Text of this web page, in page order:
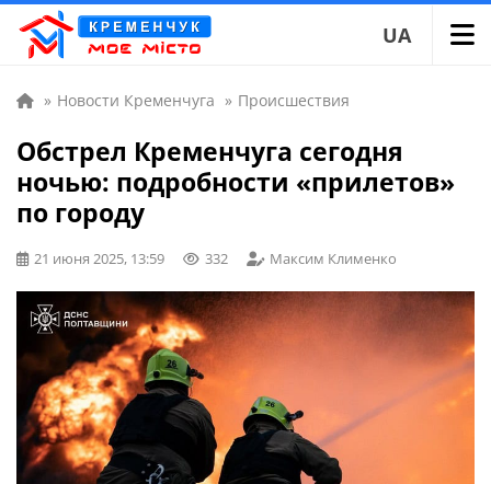
UA
» Новости Кременчуга » Происшествия
Обстрел Кременчуга сегодня
ночью: подробности «прилетов»
по городу
21 июня 2025, 13:59 332 Максим Клименко